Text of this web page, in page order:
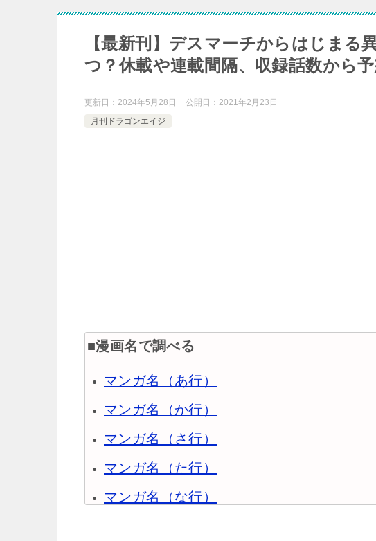
【最新刊】デスマーチからはじまる
つ？休載や連載間隔、収録話数から
更新日： 2024年5月28日 公開日： 2021年2月23日
月刊ドラゴンエイジ
■漫画名で調べる
マンガ名（あ行）
マンガ名（か行）
マンガ名（さ行）
マンガ名（た行）
マンガ名（な行）